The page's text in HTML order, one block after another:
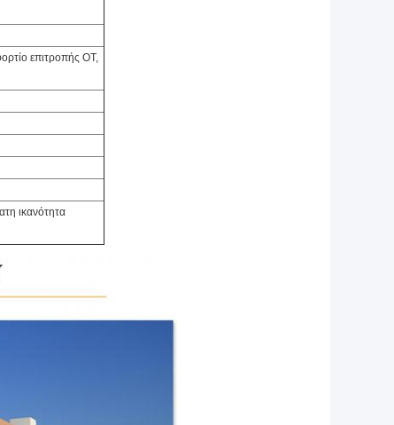
επιτροπής OT,
ικανότητα